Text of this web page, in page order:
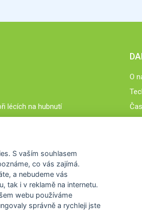
lécích na hubnutí
O
. S vaším souhlasem
co vás zajímá.
, a nebudeme vás
tak i v reklamě na internetu.
webu používáme
správně a rychleji jste